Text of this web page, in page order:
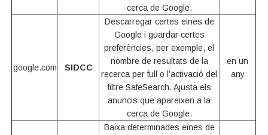
cerca de Google.
google.com SIDCC
Descarregar certes eines de
Google i guardar certes
preferències, per exemple, el
nombre de resultats de la
recerca per full o l’activació del
filtre SafeSearch. Ajusta els
anuncis que apareixen a la
cerca de Google.
en un
any
Baixa determinades eines de